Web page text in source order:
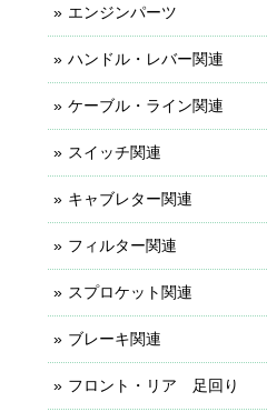
エンジンパーツ
ハンドル・レバー関連
ケーブル・ライン関連
スイッチ関連
キャブレター関連
フィルター関連
スプロケット関連
ブレーキ関連
フロント・リア 足回り